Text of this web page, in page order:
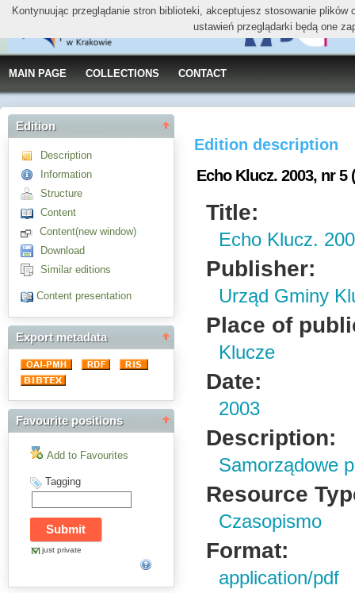
MAIN PAGE COLLECTIONS CONTACT
Edition
Description
Information
Structure
Content
Content(new window)
Download
Similar editions
Content presentation
Export metadata
Favourite positions
Add to Favourites
Tagging
just private
Edition description
Echo Klucz. 2003, nr 5
Title:
Echo Klucz.
Publisher:
Urząd Gminy
Place of
Klucze
Date:
2003
Description:
Samorządowe
Resource
Czasopismo
Format:
application/pdf
Kontynuując przeglądanie stron biblioteki, akceptujesz stosowanie
ustawień przeglądarki będą one